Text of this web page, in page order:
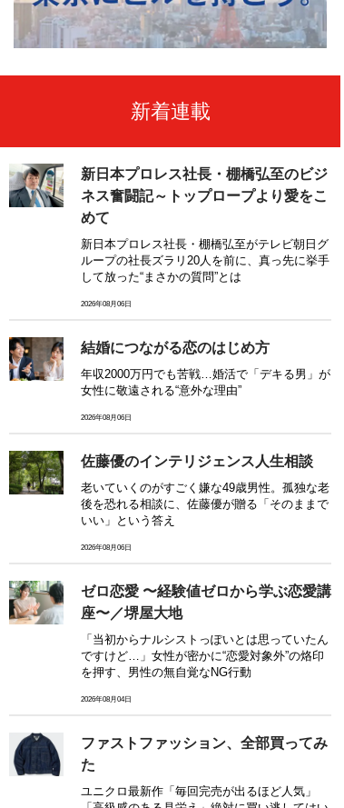
新着連載
新日本プロレス社長・棚橋弘至のビジ
ネス奮闘記～トップロープより愛をこ
めて
新日本プロレス社長・棚橋弘至がテレビ朝日グ
ループの社長ズラリ20人を前に、真っ先に挙手
して放った“まさかの質問”とは
2026年08月06日
結婚につながる恋のはじめ方
年収2000万円でも苦戦…婚活で「デキる男」が
女性に敬遠される“意外な理由”
2026年08月06日
佐藤優のインテリジェンス人生相談
老いていくのがすごく嫌な49歳男性。孤独な老
後を恐れる相談に、佐藤優が贈る「そのままで
いい」という答え
2026年08月06日
ゼロ恋愛 〜経験値ゼロから学ぶ恋愛講
座〜／堺屋大地
「当初からナルシストっぽいとは思っていたん
ですけど…」女性が密かに“恋愛対象外”の烙印
を押す、男性の無自覚なNG行動
2026年08月04日
ファストファッション、全部買ってみ
た
ユニクロ最新作「毎回完売が出るほど人気」